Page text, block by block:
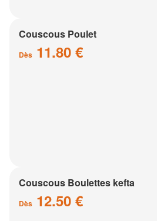
Couscous Poulet
Dès 11.80 €
Couscous Boulettes kefta
Dès 12.50 €